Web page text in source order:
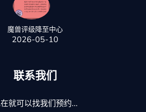
魔兽评级降至中心
2026-05-10
联系我们
就可以找我们预约...